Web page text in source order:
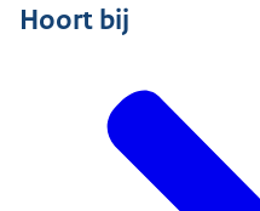
Hoort bij